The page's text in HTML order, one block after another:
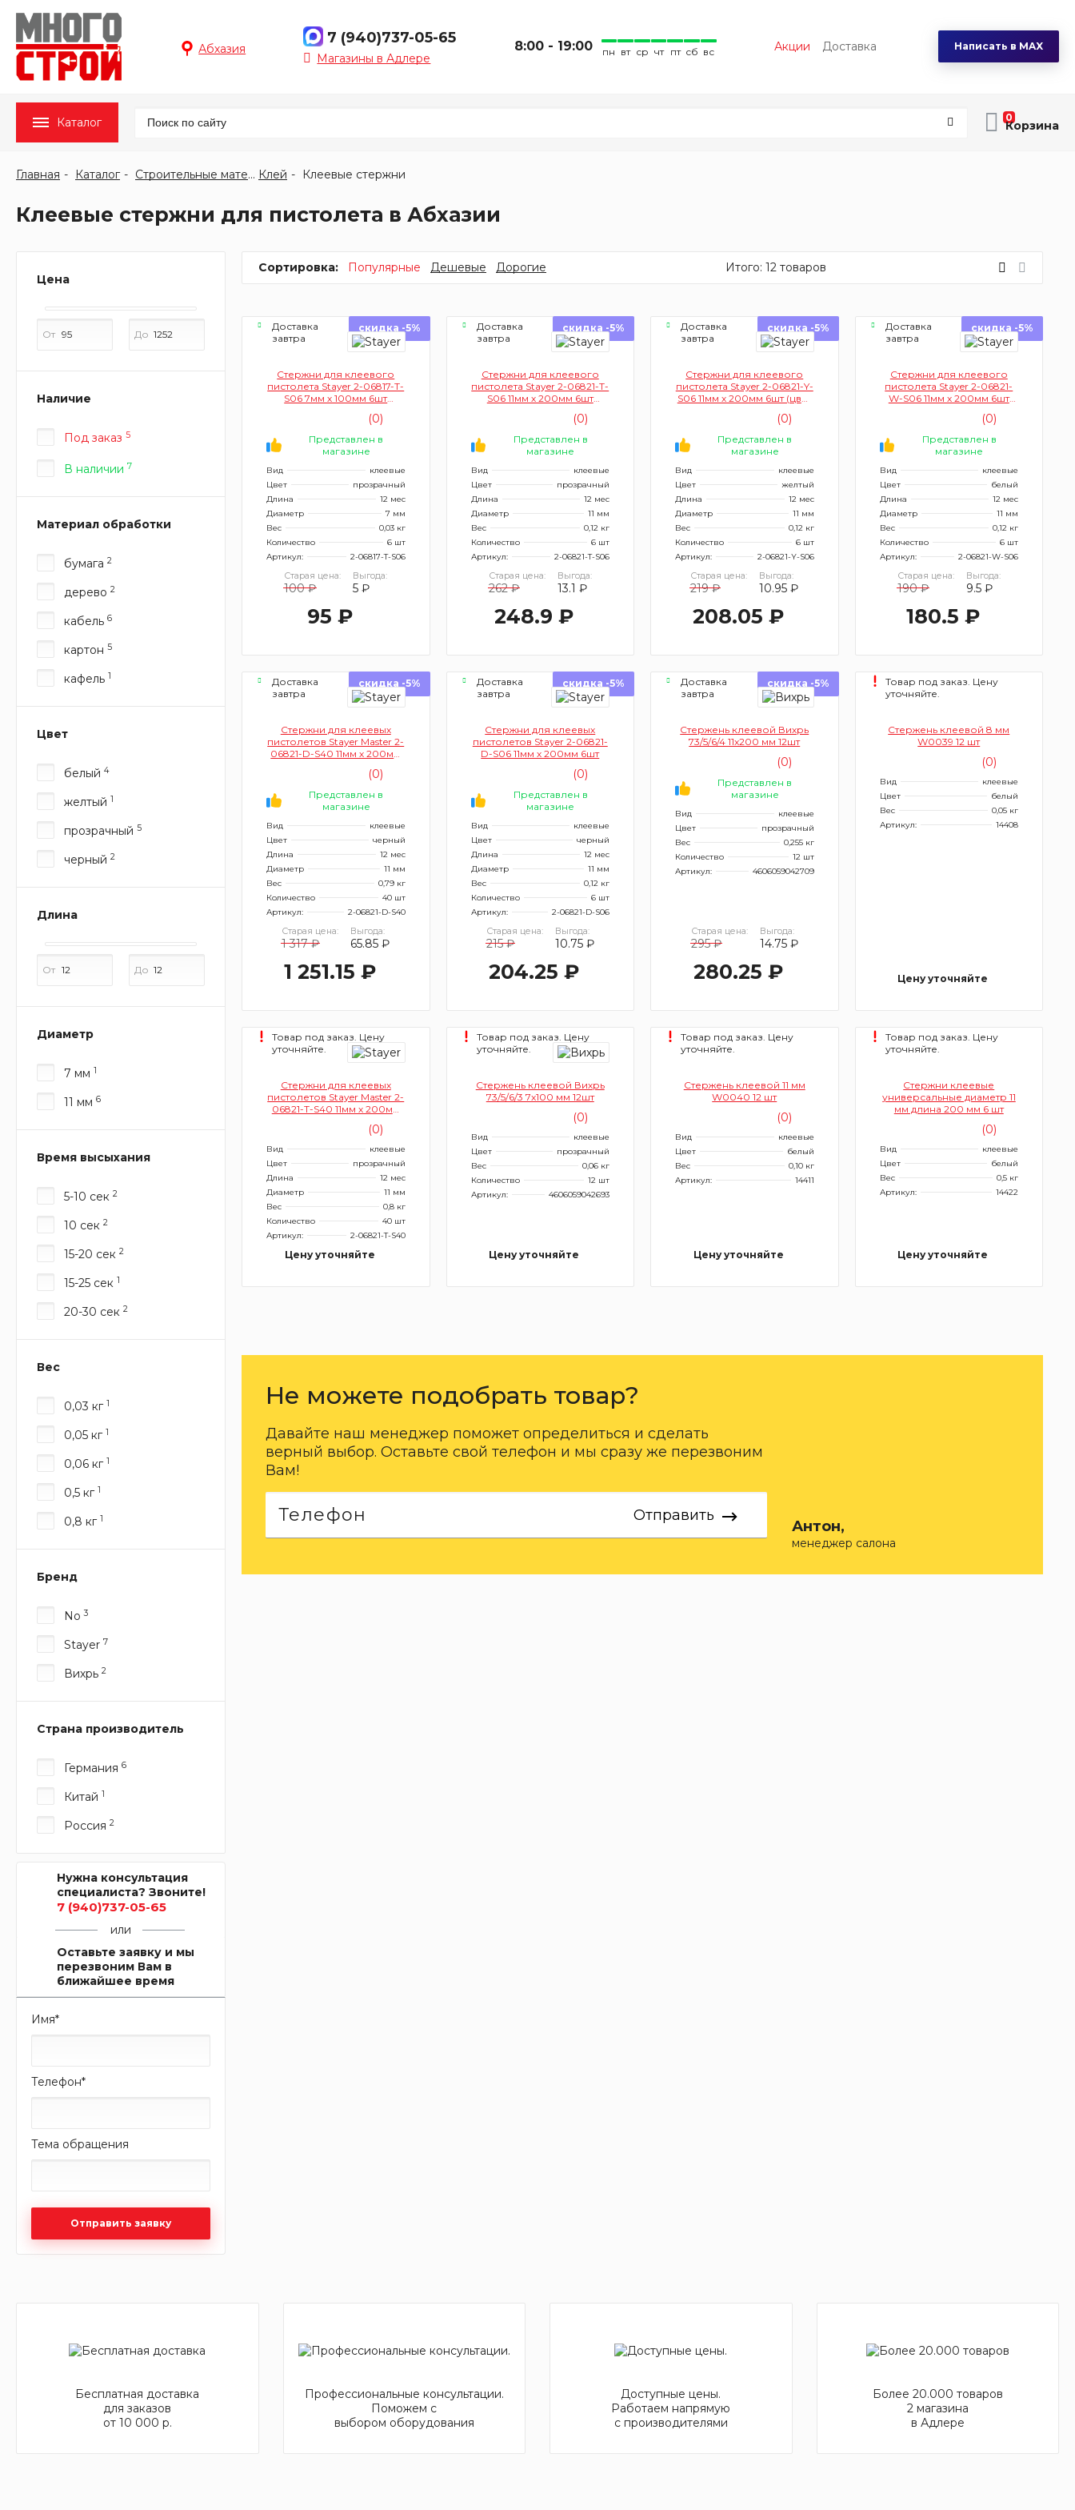
Абхазия
7 (940)737-05-65 Написать в MAX
Магазины в Адлере
8:00 - 19:00 пн вт ср чт пт сб вс Акции Доставка
Каталог 0
Главная Каталог Строительные материалы Клей Клеевые стержни
Клеевые стержни для пистолета в Абхазии
Цена
От До
Наличие
Под заказ 5
В наличии 7
Материал обработки
бумага 2
дерево 2
кабель 6
картон 5
кафель 1
Цвет
белый 4
желтый 1
прозрачный 5
черный 2
Длина
От До
Диаметр
7 мм 1
11 мм 6
Время высыхания
5-10 сек 2
10 сек 2
15-20 сек 2
15-25 сек 1
20-30 сек 2
Вес
0,03 кг 1
0,05 кг 1
0,06 кг 1
0,5 кг 1
0,8 кг 1
Бренд
No3
Stayer 7
Вихрь 2
Страна производитель
Германия 6
Китай 1
Россия 2
Нужна консультация
специалиста? Звоните!
7 (940)737-05-65
или
Оставьте заявку и мы
перезвоним Вам в
ближайшее время
Имя*
Телефон*
Тема обращения
Отправить заявку
Сортировка: Популярные Дешевые Дорогие Итого: 12 товаров
Доставка
завтра
скидка -5%
Стержни для клеевого
пистолета Stayer 2-06817-Т-
S06 7мм х 100мм 6шт
(0)
Представлен в
магазине
Вид
клеевые
Цвет
прозрачный
Длина
12 мес
Диаметр
7 мм
Вес
0,03 кг
Количество
6 шт
Артикул:
2-06817-Т-S06
Старая цена:
100 ₽
Выгода:
5 ₽
95 ₽
Доставка
завтра
скидка -5%
Стержни для клеевого
пистолета Stayer 2-06821-T-
S06 11мм х 200мм 6шт
(0)
Представлен в
магазине
Вид
клеевые
Цвет
прозрачный
Длина
12 мес
Диаметр
11 мм
Вес
0,12 кг
Количество
6 шт
Артикул:
2-06821-T-S06
Старая цена:
262 ₽
Выгода:
13.1 ₽
248.9 ₽
Доставка
завтра
скидка -5%
Стержни для клеевого
пистолета Stayer 2-06821-Y-
S06 11мм х 200мм 6шт (цвет
(0)
Представлен в
магазине
Вид
клеевые
Цвет
желтый
Длина
12 мес
Диаметр
11 мм
Вес
0,12 кг
Количество
6 шт
Артикул:
2-06821-Y-S06
Старая цена:
219 ₽
Выгода:
10.95 ₽
208.05 ₽
Доставка
завтра
скидка -5%
Стержни для клеевого
пистолета Stayer 2-06821-
W-S06 11мм х 200мм 6шт
(0)
Представлен в
магазине
Вид
клеевые
Цвет
белый
Длина
12 мес
Диаметр
11 мм
Вес
0,12 кг
Количество
6 шт
Артикул:
2-06821-W-S06
Старая цена:
190 ₽
Выгода:
9.5 ₽
180.5 ₽
Доставка
завтра
скидка -5%
Стержни для клеевых
пистолетов Stayer Master 2-
06821-D-S40 11мм х 200мм
ковролину и коже)
(0)
Представлен в
магазине
Вид
клеевые
Цвет
черный
Длина
12 мес
Диаметр
11 мм
Вес
0,79 кг
Количество
40 шт
Артикул:
2-06821-D-S40
Старая цена:
1 317 ₽
Выгода:
65.85 ₽
1 251.15 ₽
Доставка
завтра
скидка -5%
Стержни для клеевых
пистолетов Stayer 2-06821-
D-S06 11мм х 200мм 6шт
(0)
Представлен в
магазине
Вид
клеевые
Цвет
черный
Длина
12 мес
Диаметр
11 мм
Вес
0,12 кг
Количество
6 шт
Артикул:
2-06821-D-S06
Старая цена:
215 ₽
Выгода:
10.75 ₽
204.25 ₽
Доставка
завтра
скидка -5%
Стержень клеевой Вихрь
73/5/6/4 11x200 мм 12шт
(0)
Представлен в
магазине
Вид
клеевые
Цвет
прозрачный
Вес
0,255 кг
Количество
12 шт
Артикул:
4606059042709
Старая цена:
295 ₽
Выгода:
14.75 ₽
280.25 ₽
Товар под заказ. Цену
уточняйте.
Стержень клеевой 8 мм
W0039 12 шт
(0)
Вид
клеевые
Цвет
белый
Вес
0,05 кг
Артикул:
14408
Цену уточняйте
Товар под заказ. Цену
уточняйте.
Стержни для клеевых
пистолетов Stayer Master 2-
06821-Т-S40 11мм х 200мм
(0)
Вид
клеевые
Цвет
прозрачный
Длина
12 мес
Диаметр
11 мм
Вес
0,8 кг
Количество
40 шт
Артикул:
2-06821-Т-S40
Цену уточняйте
Товар под заказ. Цену
уточняйте.
Стержень клеевой Вихрь
73/5/6/3 7x100 мм 12шт
(0)
Вид
клеевые
Цвет
прозрачный
Вес
0,06 кг
Количество
12 шт
Артикул:
4606059042693
Цену уточняйте
Товар под заказ. Цену
уточняйте.
Стержень клеевой 11 мм
W0040 12 шт
(0)
Вид
клеевые
Цвет
белый
Вес
0,10 кг
Артикул:
14411
Цену уточняйте
Товар под заказ. Цену
уточняйте.
Стержни клеевые
универсальные диаметр 11
мм длина 200 мм 6 шт
(0)
Вид
клеевые
Цвет
белый
Вес
0,5 кг
Артикул:
14422
Цену уточняйте
Не можете подобрать товар?
Давайте наш менеджер поможет определиться и сделать
верный выбор. Оставьте свой телефон и мы сразу же перезвоним
Вам!
Отправить
Антон,
менеджер салона
Бесплатная доставка
для заказов
от 10 000 р.
Профессиональные консультации.
Поможем с
выбором оборудования
Доступные цены.
Работаем напрямую
с производителями
Более 20.000 товаров
2 магазина
в Адлере